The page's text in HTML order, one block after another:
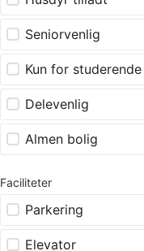
Seniorvenlig
Kun for studerende
Delevenlig
Almen bolig
Faciliteter
Parkering
Elevator